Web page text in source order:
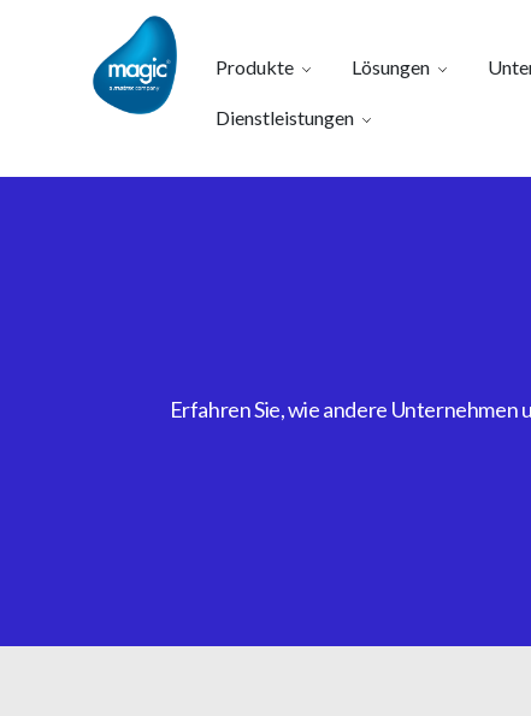
Produkte Lösungen
Dienstleistungen
Erfahren Sie, wie andere